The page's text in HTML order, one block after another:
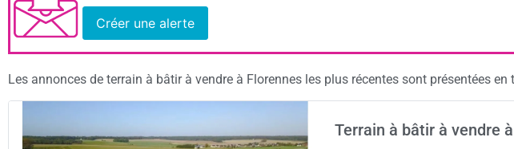
Créer une alerte
Les annonces de terrain à bâtir à vendre à Florennes les plus récentes sont présentées en
Terrain à bâtir à vendre